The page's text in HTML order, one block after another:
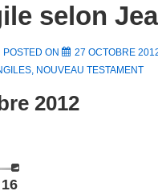
selon
POSTED ON 27 OCTOBRE
, NOUVEAU TESTAMENT
2012